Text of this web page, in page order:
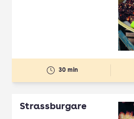
30 min
Strassburgare